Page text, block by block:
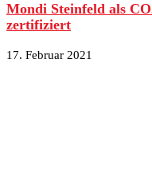
Mondi Steinfeld als
zertifiziert
17. Februar 2021